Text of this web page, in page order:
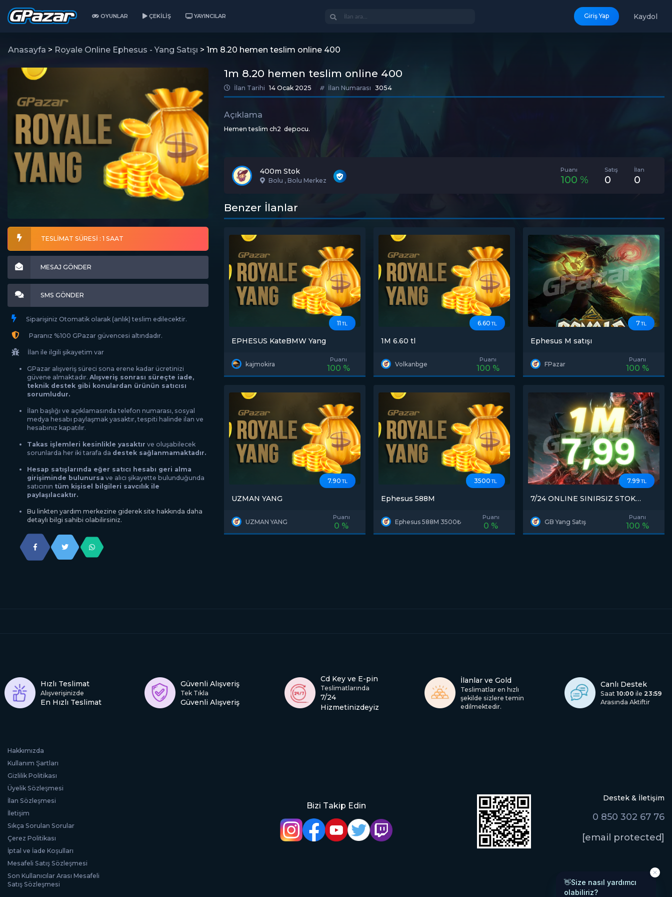
OYUNLAR ÇEKILIŞ YAYINCILAR Giriş Yap Kaydol
Anasayfa > Royale Online Ephesus - Yang Satışı > 1m 8.20 hemen teslim online 400
TESLİMAT SÜRESİ : 1 SAAT
MESAJ GÖNDER
SMS GÖNDER
Siparişiniz Otomatik olarak (anlık) teslim edilecektir.
Paranız %100 GPazar güvencesi altındadır.
İlan ile ilgili şikayetim var
GPazar alışveriş süreci sona erene kadar ücretinizi
güvene almaktadır. Alışveriş sonrası süreçte iade,
teknik destek gibi konulardan ürünün satıcısı
sorumludur.
İlan başlığı ve açıklamasında telefon numarası, sosyal
medya hesabı paylaşmak yasaktır, tespiti halinde ilan ve
hesabınız kapatılır.
Takas işlemleri kesinlikle yasaktır ve oluşabilecek
sorunlarda her iki tarafa da destek sağlanmamaktadır.
Hesap satışlarında eğer satıcı hesabı geri alma
girişiminde bulunursa ve alıcı şikayette bulunduğunda
satıcının tüm kişisel bilgileri savcılık ile
paylaşılacaktır.
Bu linkten yardım merkezine giderek site hakkında daha
detaylı bilgi sahibi olabilirsiniz.
1m 8.20 hemen teslim online 400
İlan Tarihi 14 Ocak 2025 İlan Numarası 3054
Açıklama
Hemen teslim ch2 depocu.
400m Stok
Bolu , Bolu Merkez
Puanı
100 %
Satış
0
İlan
0
Benzer İlanlar
11 TL
EPHESUS KateBMW Yang
kajmokira
Puanı
100 %
6.60 TL
1M 6.60 tl
Volkanbge
Puanı
100 %
7TL
Ephesus M satışı
FPazar
Puanı
100 %
7.90 TL
UZMAN YANG
UZMAN YANG
Puanı
0 %
3500 TL
Ephesus 588M
Ephesus 588M 3500₺
Puanı
0 %
7.99 TL
7/24 ONLINE SINIRSIZ STOK
GB Yang Satış
Puanı
100 %
Hızlı Teslimat
Alışverişinizde
En Hızlı Teslimat
Güvenli Alışveriş
Tek Tıkla
Güvenli Alışveriş
Cd Key ve E-pin
Teslimatlarında
7/24
Hizmetinizdeyiz
İlanlar ve Gold
Teslimatlar en hızlı
şekilde sizlere temin
edilmektedir.
Canlı Destek
Saat 10:00 ile 23:59
Arasında Aktiftir
Hakkımızda
Kullanım Şartları
Gizlilik Politikası
Üyelik Sözleşmesi
İlan Sözleşmesi
İletişim
Sıkça Sorulan Sorular
Çerez Politikası
İptal ve İade Koşulları
Mesafeli Satış Sözleşmesi
Son Kullanıcılar Arası Mesafeli
Satış Sözleşmesi
Bizi Takip Edin
Destek & İletişim
0 850 302 67 76
[email protected]